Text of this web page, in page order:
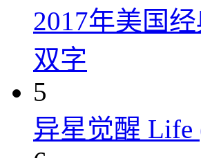
2017年美国
双字
5
异星觉醒 Life